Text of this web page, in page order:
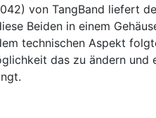
von TangBand liefert
Beiden in einem
technischen Aspekt
das zu ändern und